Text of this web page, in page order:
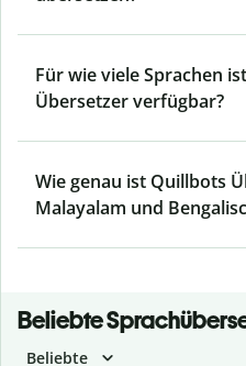
Für wie viele Sprachen
Übersetzer verfügbar?
Wie genau ist Quillbots
Malayalam und
Beliebte
Beliebte